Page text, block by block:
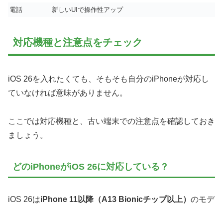
電話
新しいUIで操作性アップ
対応機種と注意点をチェック
iOS 26を入れたくても、そもそも自分のiPhoneが対応し
ていなければ意味がありません。
ここでは対応機種と、古い端末での注意点を確認しておき
ましょう。
どのiPhoneがiOS 26に対応している？
iOS 26はiPhone 11以降（A13 Bionicチップ以上） のモデ